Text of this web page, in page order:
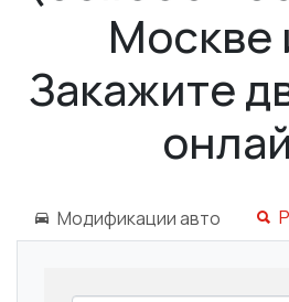
Москве
Закажите
Модификации авто